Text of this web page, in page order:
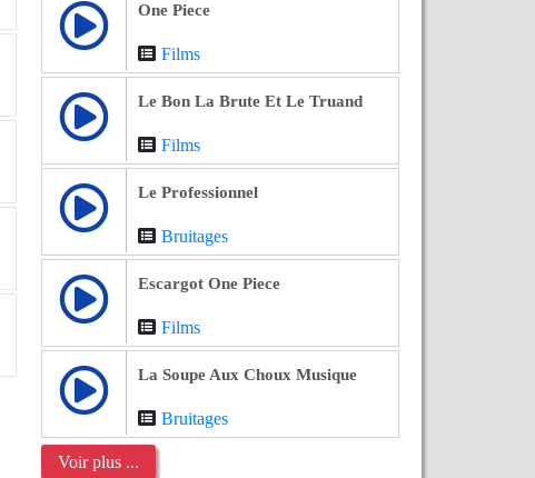
One Piece
Films
Le Bon La Brute Et Le Truand
Films
Le Professionnel
Bruitages
Escargot One Piece
Films
La Soupe Aux Choux Musique
Bruitages
Voir plus ...